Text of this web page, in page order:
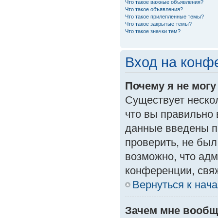
Что такое важные объявления?
Что такое объявления?
Что такое прилепленные темы?
Что такое закрытые темы?
Что такое значки тем?
Вход на
Почему я не
Существует
что вы правильно
данные введены
проверить, не
возможно, что
конференции,
Вернуться к
Зачем мне